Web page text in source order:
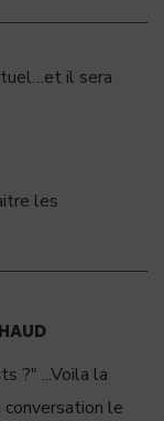
il sera
les
?" ...Voila la
conversation le